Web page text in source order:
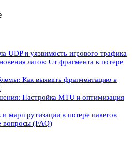
UDP и уязвимость игрового трафика
лагов: От фрагмента к потере
Как выявить фрагментацию в
Настройка MTU и оптимизация
и маршрутизации в потере пакетов
вопросы (FAQ)